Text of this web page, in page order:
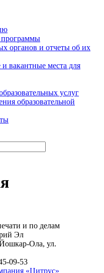
программы
органов и отчеты об их
вакантные места для
услуг
образовательной
и по делам
Эл
Ола, ул.
09-53
«Цитрус»